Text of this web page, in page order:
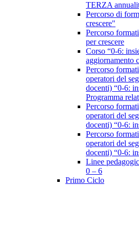
TERZA
Percorso di
crescere"
Percorso
per crescere
Corso “0-6:
aggiornamento
Percorso
operatori del
docenti) “0-6:
Programma
Percorso
operatori del
docenti) “0-6:
Percorso
operatori del
docenti) “0-6:
Linee
0 – 6
Primo Ciclo